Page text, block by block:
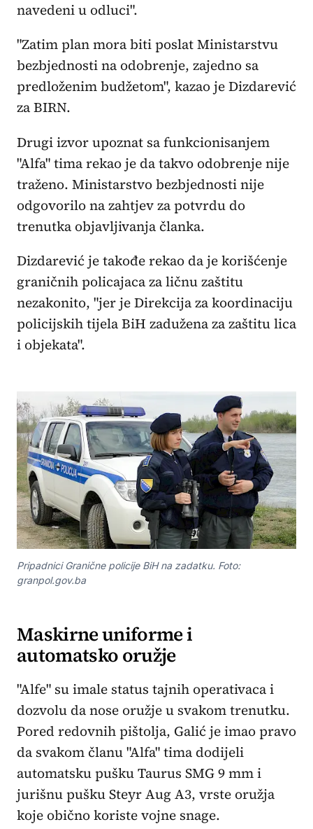
navedeni u odluci".
"Zatim plan mora biti poslat Ministarstvu
bezbjednosti na odobrenje, zajedno sa
predloženim budžetom", kazao je Dizdarević
za BIRN.
Drugi izvor upoznat sa funkcionisanjem
"Alfa" tima rekao je da takvo odobrenje nije
traženo. Ministarstvo bezbjednosti nije
odgovorilo na zahtjev za potvrdu do
trenutka objavljivanja članka.
Dizdarević je takođe rekao da je korišćenje
graničnih policajaca za ličnu zaštitu
nezakonito, "jer je Direkcija za koordinaciju
policijskih tijela BiH zadužena za zaštitu lica
i objekata".
Pripadnici Granične policije BiH na zadatku. Foto:
granpol.gov.ba
Maskirne uniforme i
automatsko oružje
"Alfe" su imale status tajnih operativaca i
dozvolu da nose oružje u svakom trenutku.
Pored redovnih pištolja, Galić je imao pravo
da svakom članu "Alfa" tima dodijeli
automatsku pušku Taurus SMG 9 mm i
jurišnu pušku Steyr Aug A3, vrste oružja
koje obično koriste vojne snage.